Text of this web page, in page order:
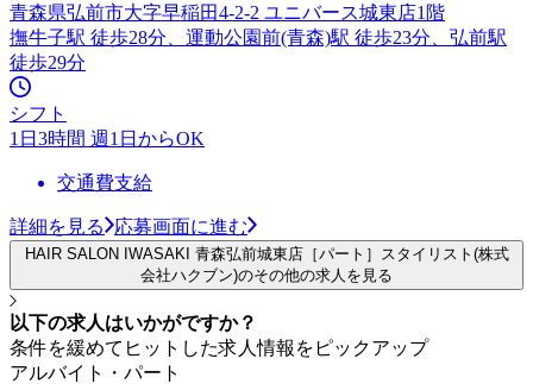
青森県弘前市大字早稲田4-2-2 ユニバース城東店1階
撫牛子駅 徒歩28分、運動公園前(青森)駅 徒歩23分、弘前駅
徒歩29分
シフト
1日3時間 週1日からOK
交通費支給
詳細を見る 応募画面に進む
HAIR SALON IWASAKI 青森弘前城東店［パート］スタイリスト(株式
会社ハクブン)のその他の求人を見る
以下の求人はいかがですか？
条件を緩めてヒットした求人情報をピックアップ
アルバイト・パート